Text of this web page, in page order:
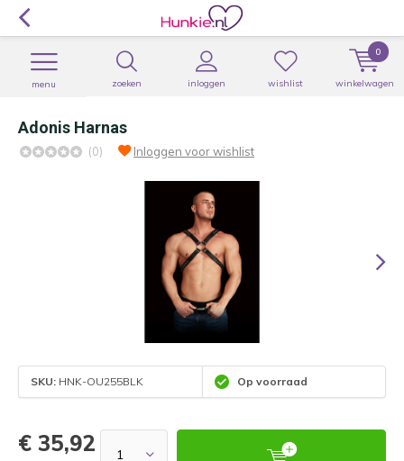
zoeken inloggen
menu wishlist winkelwagen
0
Adonis Harnas
(0) Inloggen voor wishlist
SKU: HNK-OU255BLK Op voorraad
€ 35,92